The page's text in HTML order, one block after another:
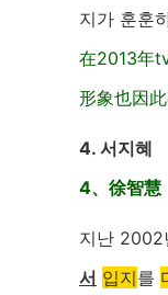
지가 훈훈
在2013年
形象也因此
4. 서지혜
4、徐智慧
지난 2002
서 입지를